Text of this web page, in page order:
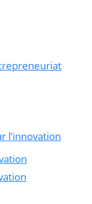
l’innovation